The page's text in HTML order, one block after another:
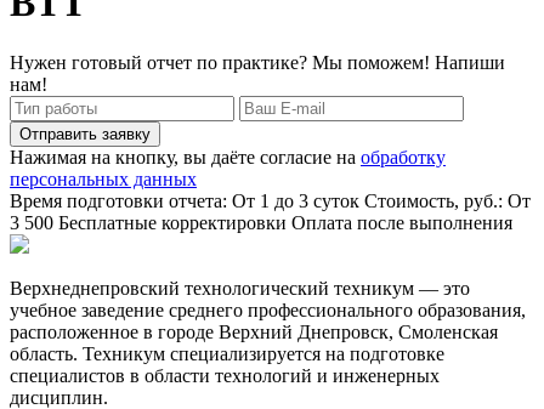
Нужен готовый отчет по практике? Мы поможем! Напиши
нам!
Отправить заявку
Нажимая на кнопку, вы даёте согласие на обработку
персональных данных
Время подготовки отчета: От 1 до 3 суток Стоимость, руб.: От
3 500 Бесплатные корректировки Оплата после выполнения
Верхнеднепровский технологический техникум — это
учебное заведение среднего профессионального образования,
расположенное в городе Верхний Днепровск, Смоленская
область. Техникум специализируется на подготовке
специалистов в области технологий и инженерных
дисциплин.